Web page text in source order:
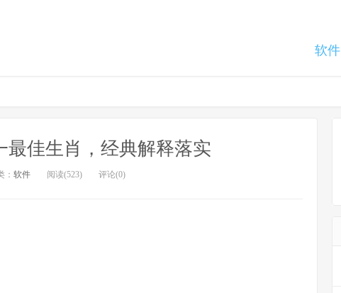
软件
最佳生肖，经典解释落实
： 软件 阅读(523) 评论(0)